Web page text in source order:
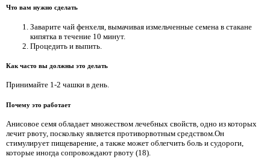
Что вам нужно сделать
Заварите чай фенхеля, вымачивая измельченные семена в стакане
кипятка в течение 10 минут.
Процедить и выпить.
Как часто вы должны это делать
Принимайте 1-2 чашки в день.
Почему это работает
Анисовое семя обладает множеством лечебных свойств, одно из которых
лечит рвоту, поскольку является противорвотным средством.Он
стимулирует пищеварение, а также может облегчить боль и судороги,
которые иногда сопровождают рвоту (18).